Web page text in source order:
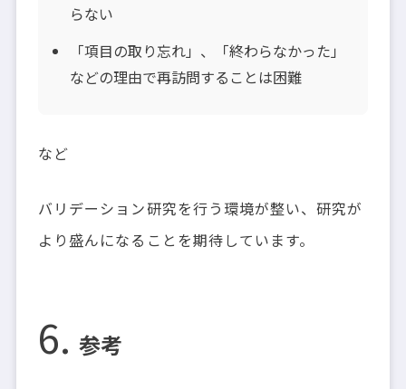
らない
「項目の取り忘れ」、「終わらなかった」
などの理由で再訪問することは困難
など
バリデーション研究を行う環境が整い、研究が
より盛んになることを期待しています。
参考